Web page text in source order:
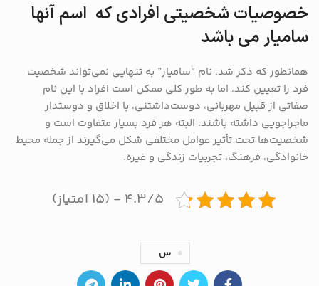
خصوصیات شخصیتی افرادی که اسم آنها
سامیار می باشد
همانطور که ذکر شد، نام “سامیار” به تنهایی نمی‌تواند شخصیت
فرد را تعیین کند، اما به طور کلی ممکن است افراد با این نام
صفاتی از قبیل مهربانی، دوست‌داشتنی، با اخلاق و دوستدار
ماجراجویی داشته باشند. البته هر فرد بسیار متفاوت است و
شخصیت‌ها تحت تأثیر عوامل مختلفی شکل می‌گیرند از جمله محیط
خانوادگی، فرهنگ، تجربیات زندگی و غیره.
۴.۳/۵ - (۱۵ امتیاز)
س